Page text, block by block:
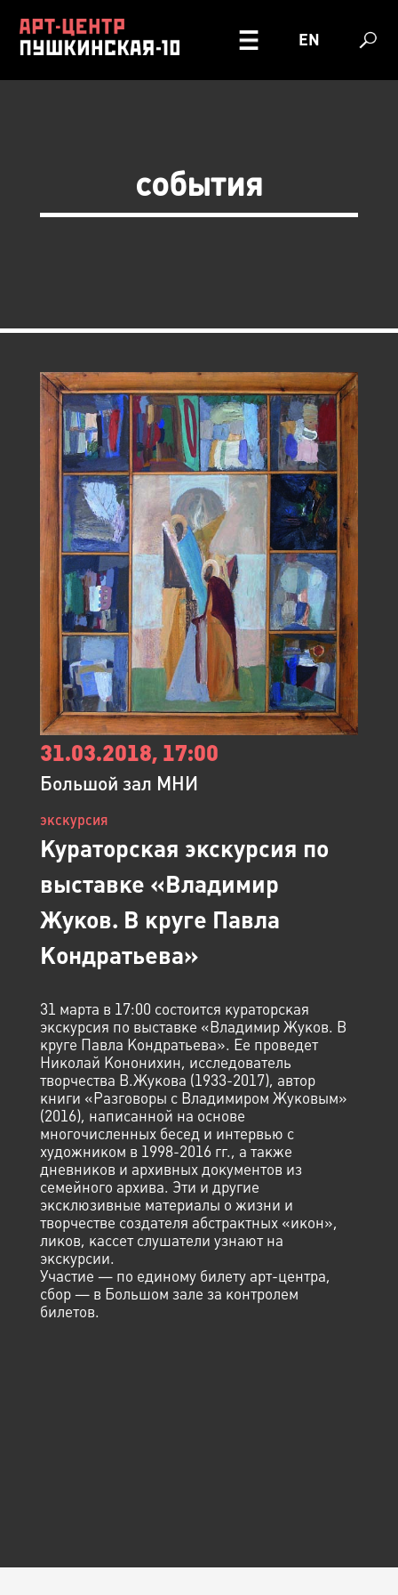
EN
события
31.03.2018, 17:00
Большой зал МНИ
экскурсия
Кураторская экскурсия по
выставке «Владимир
Жуков. В круге Павла
Кондратьева»
31 марта в 17:00 состоится кураторская
экскурсия по выставке «Владимир Жуков. В
круге Павла Кондратьева». Ее проведет
Николай Кононихин, исследователь
творчества В.Жукова (1933-2017), автор
книги «Разговоры с Владимиром Жуковым»
(2016), написанной на основе
многочисленных бесед и интервью с
художником в 1998-2016 гг., а также
дневников и архивных документов из
семейного архива. Эти и другие
эксклюзивные материалы о жизни и
творчестве создателя абстрактных «икон»,
ликов, кассет слушатели узнают на
экскурсии.
Участие — по единому билету арт-центра,
сбор — в Большом зале за контролем
билетов.